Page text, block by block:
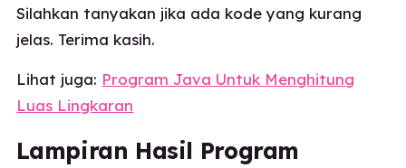
Silahkan tanyakan jika ada kode yang kurang
jelas. Terima kasih.
Lihat juga: Program Java Untuk Menghitung
Luas Lingkaran
Lampiran Hasil Program